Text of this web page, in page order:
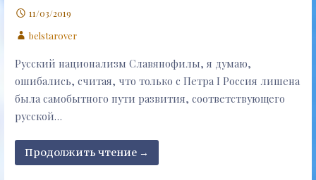
11/03/2019
belstarover
Русский национализм Славянофилы, я думаю,
ошибались, считая, что только с Петра I Россия лишена
была самобытного пути развития, соответствующего
русской…
Продолжить чтение →